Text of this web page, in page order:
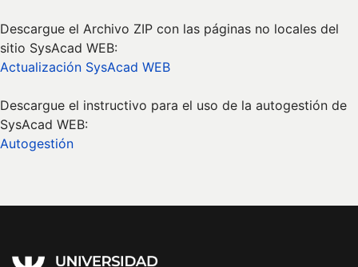
Descargue el Archivo ZIP con las páginas no locales del
sitio SysAcad WEB:
Actualización SysAcad WEB
Descargue el instructivo para el uso de la autogestión de
SysAcad WEB:
Autogestión